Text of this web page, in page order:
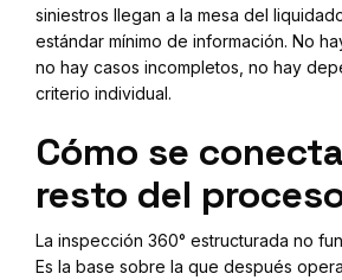
siniestros llegan a la mesa del
estándar mínimo de información. No
no hay casos incompletos, no hay
criterio individual.
Cómo se
resto del
La inspección 360° estructurada no
Es la base sobre la que después